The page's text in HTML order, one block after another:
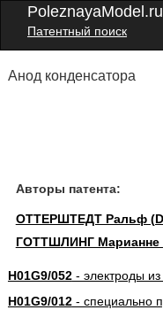
PoleznayaModel.ru
Патентный поиск
Анод конденсатора
Авторы патента:
ОТТЕРШТЕДТ Ральф
ГОТТШЛИНГ Марианне
H01G9/052- электроды из
H01G9/012- специально